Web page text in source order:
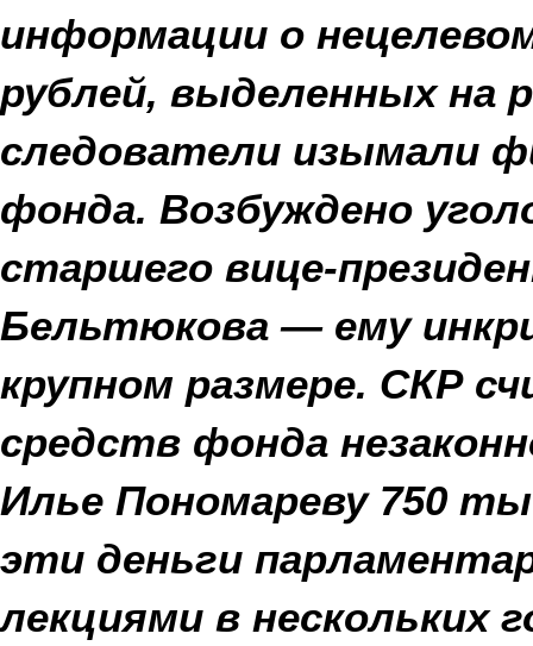
информации о
рублей, выделенных на
следователи изымали
фонда. Возбуждено
старшего вице-
Бельтюкова — ему
крупном размере. СКР
средств фонда
Илье Пономареву 750
эти деньги
лекциями в нескольких